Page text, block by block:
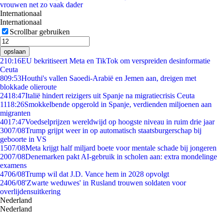
vrouwen net zo vaak dader
Internationaal
Internationaal
Scrollbar gebruiken
opslaan
210:16EU bekritiseert Meta en TikTok om verspreiden desinformatie
Ceuta
809:53Houthi's vallen Saoedi-Arabië en Jemen aan, dreigen met
blokkade olieroute
2418:47Italië hindert reizigers uit Spanje na migratiecrisis Ceuta
1118:26Smokkelbende opgerold in Spanje, verdienden miljoenen aan
migranten
4017:47Voedselprijzen wereldwijd op hoogste niveau in ruim drie jaar
3007/08Trump grijpt weer in op automatisch staatsburgerschap bij
geboorte in VS
1507/08Meta krijgt half miljard boete voor mentale schade bij jongeren
2007/08Denemarken pakt AI-gebruik in scholen aan: extra mondelinge
examens
4706/08Trump wil dat J.D. Vance hem in 2028 opvolgt
2406/08'Zwarte weduwes' in Rusland trouwen soldaten voor
overlijdensuitkering
Nederland
Nederland